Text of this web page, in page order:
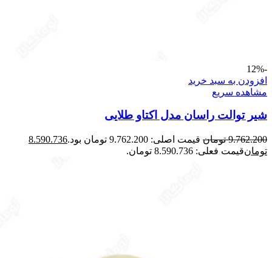
-12%
افزودن به سبد خرید
مشاهده سریع
شیر توالت راسان مدل اکتاو طلایی
9.762.200 تومان قیمت اصلی: 9.762.200 تومان بود.
8.590.736
تومانقیمت فعلی: 8.590.736 تومان.